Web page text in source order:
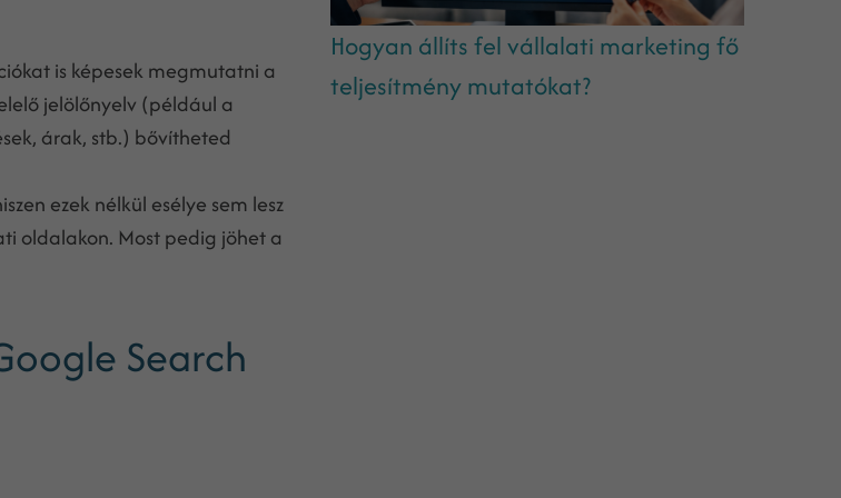
is képesek megmutatni a
jelölőnyelv (például a
árak, stb.) bővítheted
ezek nélkül esélye sem lesz
oldalakon. Most pedig jöhet a
Search
Hogyan állíts fel vállalati marketing fő
teljesítmény mutatókat?